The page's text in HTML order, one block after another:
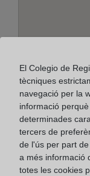
Adreça:
Cerrojo, 17 -
Horario:
El Colegio de
tècniques
navegació per la
informació
determinades
tercers de
de l'ús per part
a més informació
totes les cookies